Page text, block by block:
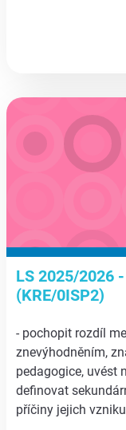
aa
LS 2025/2026
(KRE/0ISP2)
- pochopit rozdíl
znevýhodněním,
pedagogice, uvést
definovat
příčiny jejich